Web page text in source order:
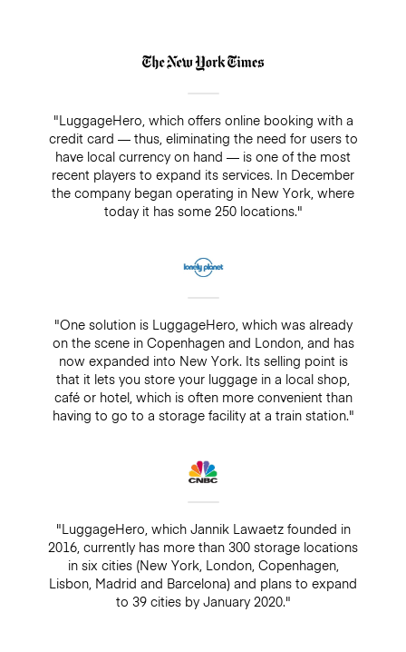
"LuggageHero, which offers online booking with a
credit card — thus, eliminating the need for users to
have local currency on hand — is one of the most
recent players to expand its services. In December
the company began operating in New York, where
today it has some 250 locations."
"One solution is LuggageHero, which was already
on the scene in Copenhagen and London, and has
now expanded into New York. Its selling point is
that it lets you store your luggage in a local shop,
café or hotel, which is often more convenient than
having to go to a storage facility at a train station."
"LuggageHero, which Jannik Lawaetz founded in
2016, currently has more than 300 storage locations
in six cities (New York, London, Copenhagen,
Lisbon, Madrid and Barcelona) and plans to expand
to 39 cities by January 2020."